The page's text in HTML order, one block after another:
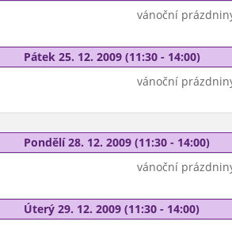
vánoční
Pátek 25. 12. 2009 (11:30 - 14:00)
vánoční
Pondělí 28. 12. 2009 (11:30 - 14:00)
vánoční
Úterý 29. 12. 2009 (11:30 - 14:00)